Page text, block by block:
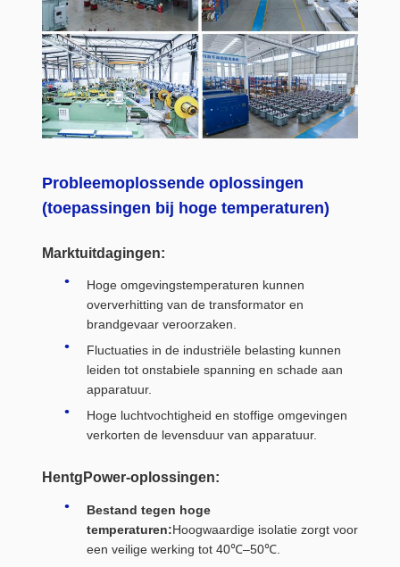
Probleemoplossende oplossingen
(toepassingen bij hoge temperaturen)
Marktuitdagingen:
Hoge omgevingstemperaturen kunnen
oververhitting van de transformator en
brandgevaar veroorzaken.
Fluctuaties in de industriële belasting kunnen
leiden tot onstabiele spanning en schade aan
apparatuur.
Hoge luchtvochtigheid en stoffige omgevingen
verkorten de levensduur van apparatuur.
HentgPower-oplossingen:
Bestand tegen hoge
temperaturen:Hoogwaardige isolatie zorgt voor
een veilige werking tot 40℃–50℃.